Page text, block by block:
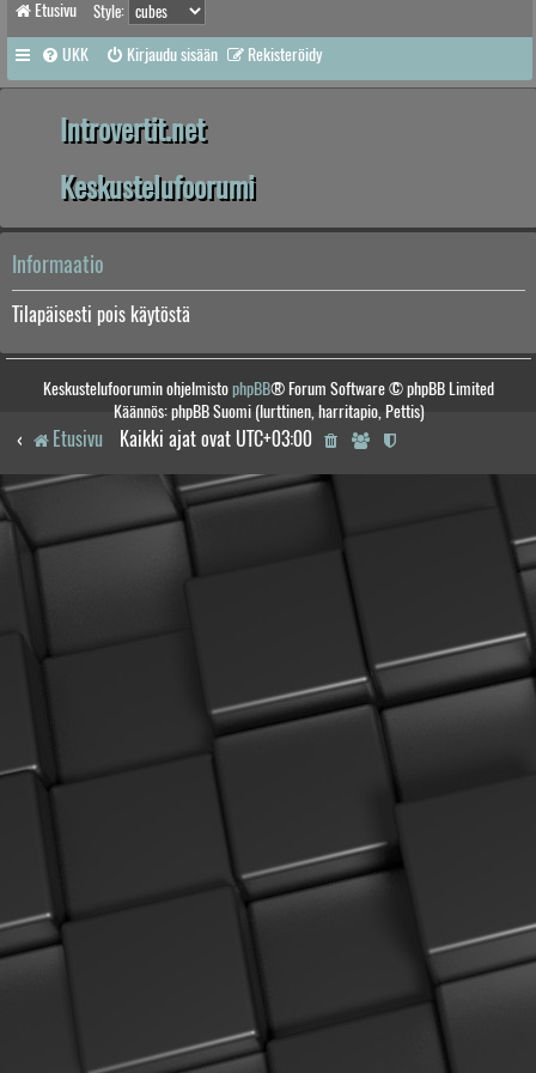
Etusivu Style:
UKK Kirjaudu sisään Rekisteröidy
Introvertit.net
Keskustelufoorumi
Informaatio
Tilapäisesti pois käytöstä
Keskustelufoorumin ohjelmistophpBB® Forum Software © phpBB Limited
Käännös: phpBB Suomi (lurttinen, harritapio, Pettis)
Etusivu Kaikki ajat ovat UTC+03:00